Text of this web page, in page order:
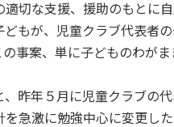
切な支援、援助のもとに
もが、児童クラブ代表者
事案、単に子どものわが
昨年５月に児童クラブの
急激に勉強中心に変更し